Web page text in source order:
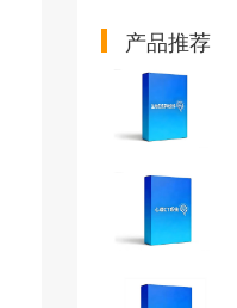
产品推荐